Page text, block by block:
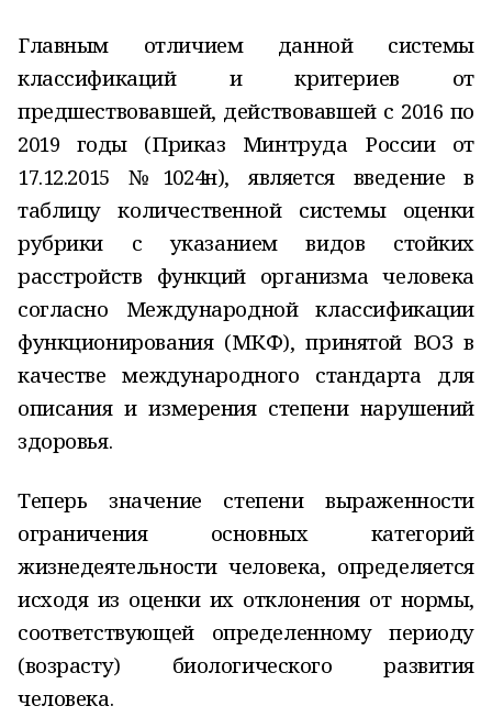
Главным отличием данной системы
классификаций и критериев от
предшествовавшей, действовавшей с 2016 по
2019 годы (Приказ Минтруда России от
17.12.2015 №1024н), является введение в
таблицу количественной системы оценки
рубрики с указанием видов стойких
расстройств функций организма человека
согласно Международной классификации
функционирования (МКФ), принятой ВОЗ в
качестве международного стандарта для
описания и измерения степени нарушений
здоровья.
Теперь значение степени выраженности
ограничения основных категорий
жизнедеятельности человека, определяется
исходя из оценки их отклонения от нормы,
соответствующей определенному периоду
(возрасту) биологического развития
человека.